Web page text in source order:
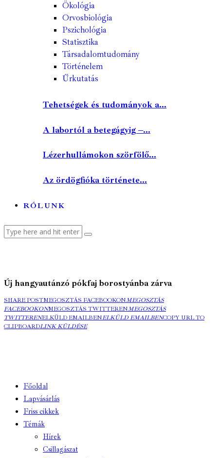
Ökológia
Orvosbiológia
Pszichológia
Statisztika
Társadalomtudomány
Történelem
Űrkutatás
Tehetségek és tudományok a...
A labortól a betegágyig –...
Lézerhullámokon szörfölő...
Az ördögfióka története...
RÓLUNK
Új hangyautánzó pókfaj borostyánba zárva
SHARE POSTMEGOSZTÁS FACEBOOKONMEGOSZTÁS
FACEBOOKONMEGOSZTÁS TWITTERENMEGOSZTÁS
TWITTERENELKÜLD EMAILBENELKÜLD EMAILBENCOPY URL TO
CLIPBOARDLINK KÜLDÉSE
Főoldal
Lapvásárlás
Friss cikkek
Témák
Hírek
Csillagászat